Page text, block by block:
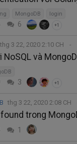
MongoDB login
6 +1
thg 3 22, 2020 2:10 CH
NoSQL và
3 +1
thg 3 22, 2020 2:08 CH
trong
1